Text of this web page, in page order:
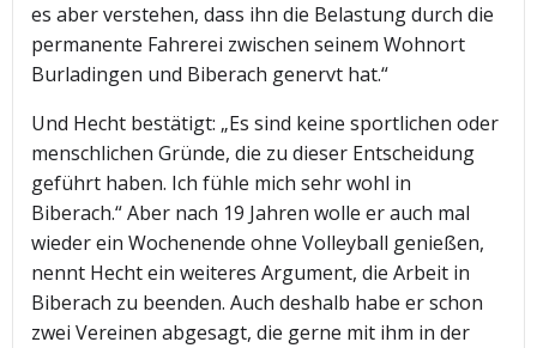
es aber verstehen, dass ihn die Belastung durch die
permanente Fahrerei zwischen seinem Wohnort
Burladingen und Biberach genervt hat.“
Und Hecht bestätigt: „Es sind keine sportlichen oder
menschlichen Gründe, die zu dieser Entscheidung
geführt haben. Ich fühle mich sehr wohl in
Biberach.“ Aber nach 19 Jahren wolle er auch mal
wieder ein Wochenende ohne Volleyball genießen,
nennt Hecht ein weiteres Argument, die Arbeit in
Biberach zu beenden. Auch deshalb habe er schon
zwei Vereinen abgesagt, die gerne mit ihm in der